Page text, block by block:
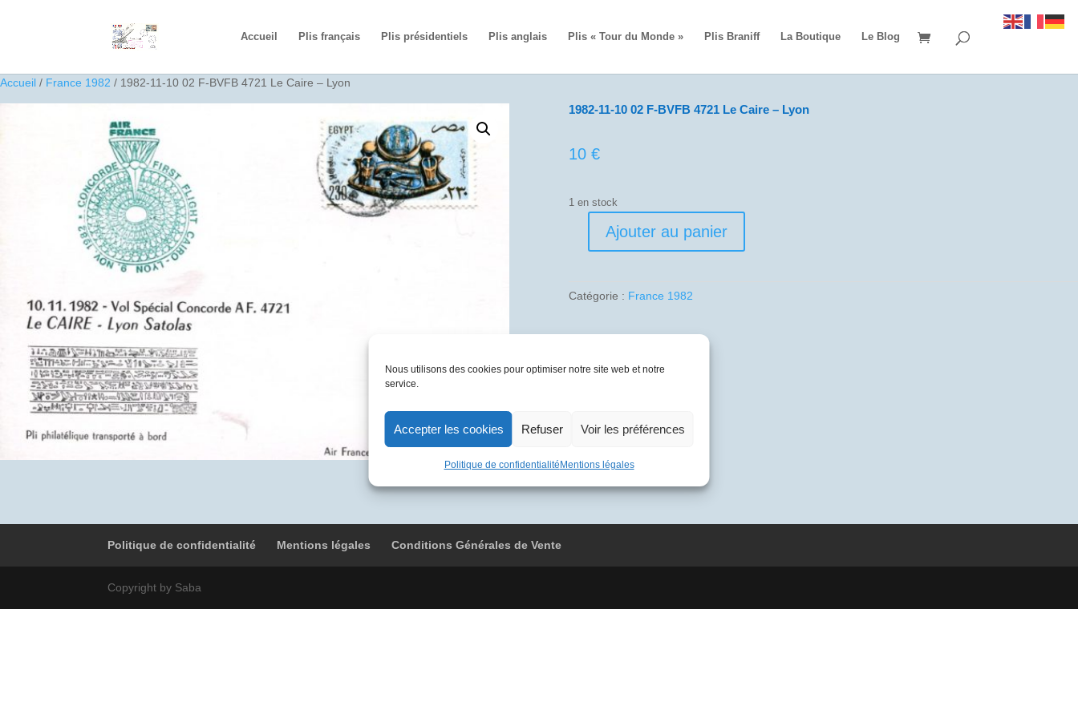
Nous utilisons des cookies pour optimiser notre site web et notre
service.
Accepter les cookies Refuser Voir les préférences
Politique de confidentialité Mentions légales
Accueil Plis français Plis présidentiels Plis anglais Plis « Tour du Monde » Plis Braniff La Boutique Le Blog
Accueil / France 1982 / 1982-11-10 02 F-BVFB 4721 Le Caire – Lyon
1982-11-10 02 F-BVFB 4721 Le Caire – Lyon
10 €
1 en stock
quantité
11-
02
BVFB
Caire
Lyon
Ajouter au panier
Catégorie : France 1982
Politique de confidentialité Mentions légales Conditions Générales de Vente
Copyright by Saba